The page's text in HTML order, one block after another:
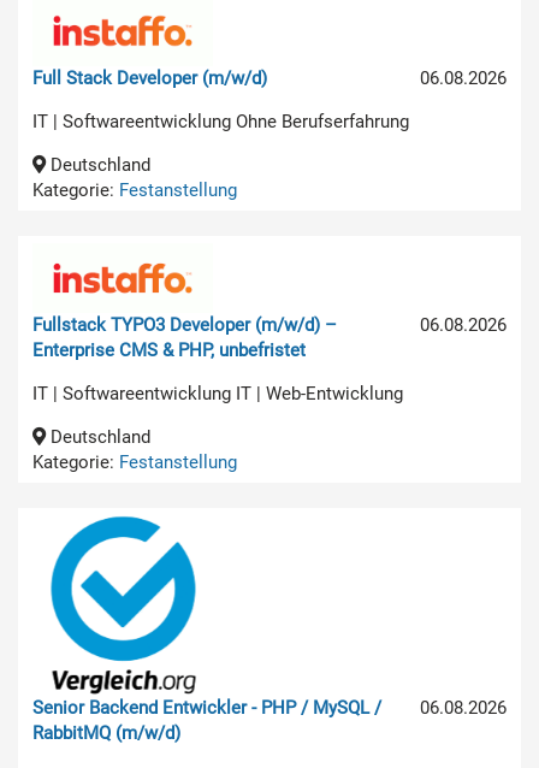
06.08.2026
Full Stack Developer (m/w/d)
IT | Softwareentwicklung Ohne Berufserfahrung
Deutschland
Kategorie: Festanstellung
06.08.2026
Fullstack TYPO3 Developer (m/w/d) –
Enterprise CMS & PHP, unbefristet
IT | Softwareentwicklung IT | Web-Entwicklung
Deutschland
Kategorie: Festanstellung
06.08.2026
Senior Backend Entwickler - PHP / MySQL /
RabbitMQ (m/w/d)